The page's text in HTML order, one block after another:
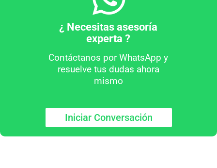
¿ Necesitas asesoría
experta ?
Contáctanos por WhatsApp y
resuelve tus dudas ahora
mismo
Iniciar Conversación